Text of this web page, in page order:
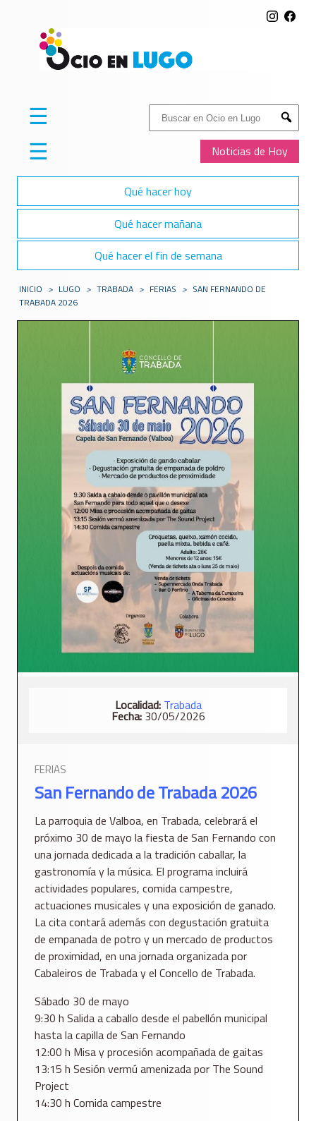
Buscar:
Submit
Noticias de Hoy
☰
☰
Qué hacer hoy
Qué hacer mañana
Qué hacer el fin de semana
INICIO > LUGO > TRABADA > FERIAS > SAN FERNANDO DE
TRABADA 2026
Localidad: Trabada
Fecha:30/05/2026
FERIAS
San Fernando de Trabada 2026
La parroquia de Valboa, en Trabada, celebrará el
próximo 30 de mayo la fiesta de San Fernando con
una jornada dedicada a la tradición caballar, la
gastronomía y la música. El programa incluirá
actividades populares, comida campestre,
actuaciones musicales y una exposición de ganado.
La cita contará además con degustación gratuita
de empanada de potro y un mercado de productos
de proximidad, en una jornada organizada por
Cabaleiros de Trabada y el Concello de Trabada.
Sábado 30 de mayo
9:30 h Salida a caballo desde el pabellón municipal
hasta la capilla de San Fernando
12:00 h Misa y procesión acompañada de gaitas
13:15 h Sesión vermú amenizada por The Sound
Project
14:30 h Comida campestre